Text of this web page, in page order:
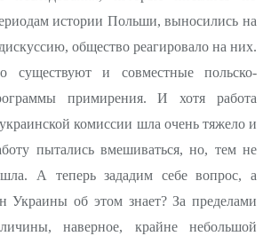
истории Польши, выносились на
общество реагировало на них.
и совместные польско-
примирения. И хотя работа
комиссии шла очень тяжело и
пытались вмешиваться, но, тем не
А теперь зададим себе вопрос, а
Украины об этом знает? За пределами
наверное, крайне небольшой